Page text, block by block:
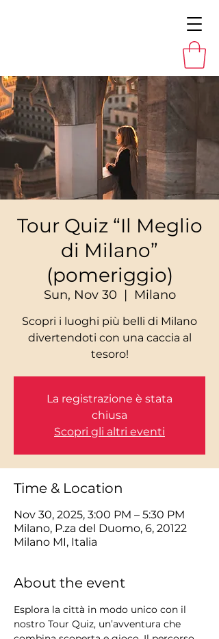
Tour Quiz “Il Meglio
di Milano”
(pomeriggio)
Sun, Nov 30
  |
Milano
Scopri i luoghi più belli di Milano
divertendoti con una caccia al
tesoro!
La registrazione è stata
chiusa
Scopri gli altri eventi
Time & Location
Nov 30, 2025, 3:00 PM – 5:30 PM
Milano, P.za del Duomo, 6, 20122
Milano MI, Italia
About the event
Esplora la città in modo unico con il
nostro Tour Quiz, un’avventura che